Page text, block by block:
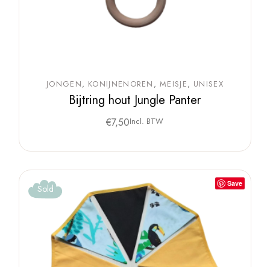
JONGEN KONIJNENOREN MEISJE UNISEX
Bijtring hout Jungle Panter
€7,50Incl. BTW
Save
Sold